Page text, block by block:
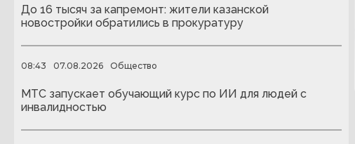
До 16 тысяч за капремонт: жители казанской
новостройки обратились в прокуратуру
08:43 07.08.2026 Общество
МТС запускает обучающий курс по ИИ для людей с
инвалидностью